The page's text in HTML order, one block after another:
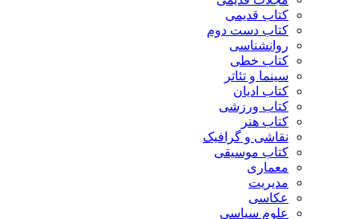
کتاب قدیمی
کتاب دست دوم
روانشناسی
کتاب خطی
سینما و تئاتر
کتاب ادیان
کتاب ورزشی
کتاب هنر
نقاشی و گرافیک
کتاب موسیقی
معماری
مدیریت
عکاسی
علوم سیاسی